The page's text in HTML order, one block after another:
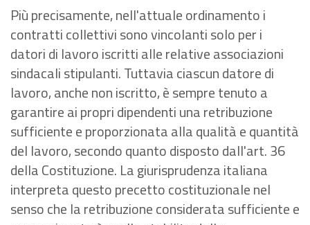
Più precisamente, nell'attuale ordinamento i
contratti collettivi sono vincolanti solo per i
datori di lavoro iscritti alle relative associazioni
sindacali stipulanti. Tuttavia ciascun datore di
lavoro, anche non iscritto, è sempre tenuto a
garantire ai propri dipendenti una retribuzione
sufficiente e proporzionata alla qualità e quantità
del lavoro, secondo quanto disposto dall'art. 36
della Costituzione. La giurisprudenza italiana
interpreta questo precetto costituzionale nel
senso che la retribuzione considerata sufficiente e